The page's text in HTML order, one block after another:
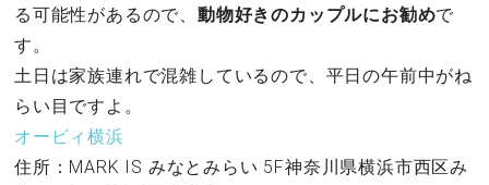
る可能性があるので、 動物好きのカップルにお勧めで
す。
土日は家族連れで混雑しているので、平日の午前中がね
らい目ですよ。
オービィ横浜
住所：MARK IS みなとみらい 5F神奈川県横浜市西区み